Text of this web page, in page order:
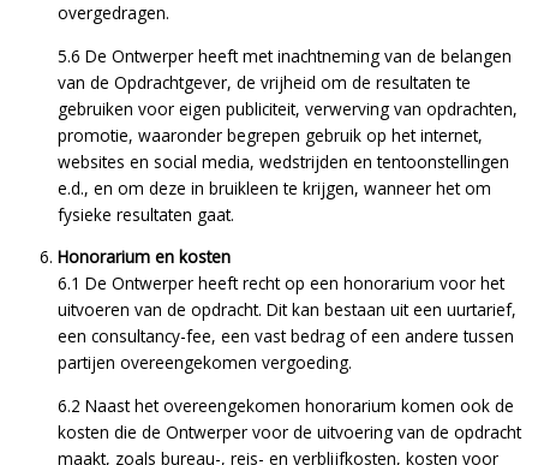
overgedragen.
5.6 De Ontwerper heeft met inachtneming van de belangen
van de Opdrachtgever, de vrijheid om de resultaten te
gebruiken voor eigen publiciteit, verwerving van opdrachten,
promotie, waaronder begrepen gebruik op het internet,
websites en social media, wedstrijden en tentoonstellingen
e.d., en om deze in bruikleen te krijgen, wanneer het om
fysieke resultaten gaat.
Honorarium en kosten
6.1 De Ontwerper heeft recht op een honorarium voor het
uitvoeren van de opdracht. Dit kan bestaan uit een uurtarief,
een consultancy-fee, een vast bedrag of een andere tussen
partijen overeengekomen vergoeding.
6.2 Naast het overeengekomen honorarium komen ook de
kosten die de Ontwerper voor de uitvoering van de opdracht
maakt, zoals bureau-, reis- en verblijfkosten, kosten voor